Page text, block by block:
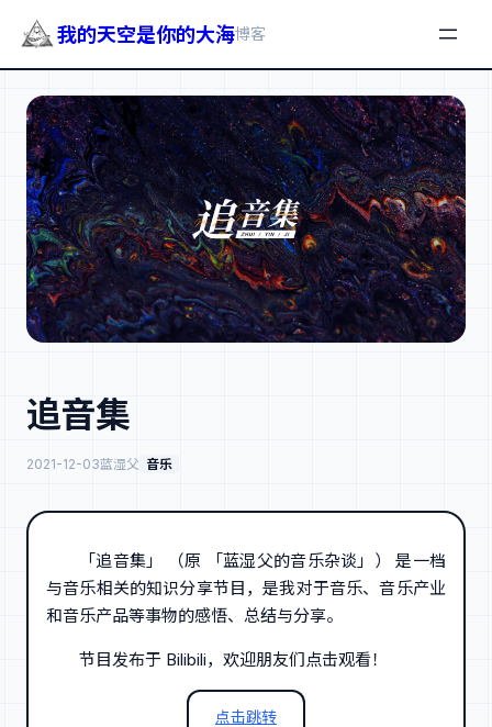
我的天空是你的大海博客
追音集
2021-12-03蓝湿父 音乐
「追音集」 （原 「蓝湿父的音乐杂谈」） 是一档
与音乐相关的知识分享节目，是我对于音乐、音乐产业
和音乐产品等事物的感悟、总结与分享。
节目发布于 Bilibili，欢迎朋友们点击观看！
点击跳转